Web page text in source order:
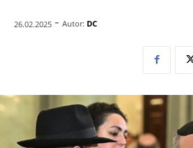
26.02.2025 - Autor: DC